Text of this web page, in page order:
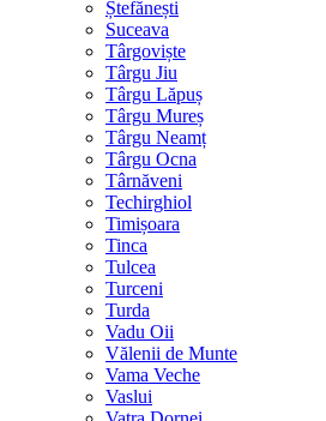
Ștefănești
Suceava
Târgoviște
Târgu Jiu
Târgu Lăpuș
Târgu Mureș
Târgu Neamț
Târgu Ocna
Târnăveni
Techirghiol
Timișoara
Tinca
Tulcea
Turceni
Turda
Vadu Oii
Vălenii de Munte
Vama Veche
Vaslui